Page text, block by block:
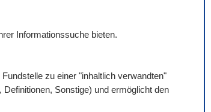
Informationssuche bieten.
zu einer "inhaltlich verwandten"
Sonstige) und ermöglicht den